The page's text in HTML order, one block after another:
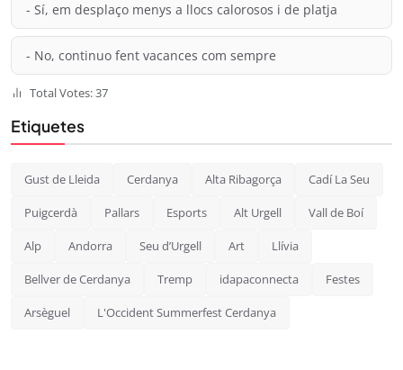
- Sí, em desplaço menys a llocs calorosos i de platja
- No, continuo fent vacances com sempre
Total Votes: 37
Etiquetes
Gust de Lleida Cerdanya Alta Ribagorça Cadí La Seu
Puigcerdà Pallars Esports Alt Urgell Vall de Boí
Alp Andorra Seu d’Urgell Art Llívia
Bellver de Cerdanya Tremp idapaconnecta Festes
Arsèguel L'Occident Summerfest Cerdanya